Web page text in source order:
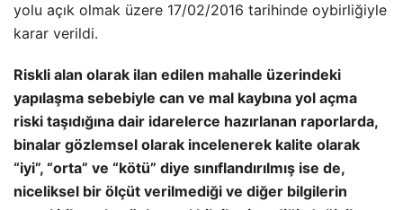
yolu açık olmak üzere 17/02/2016 tarihinde oybirliğiyle
karar verildi.
Riskli alan olarak ilan edilen mahalle üzerindeki
yapılaşma sebebiyle can ve mal kaybına yol açma
riski taşıdığına dair idarelerce hazırlanan raporlarda,
binalar gözlemsel olarak incelenerek kalite olarak
“iyi”, “orta” ve “kötü” diye sınıflandırılmış ise de,
niceliksel bir ölçüt verilmediği ve diğer bilgilerin